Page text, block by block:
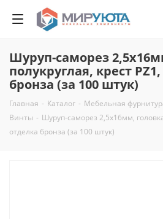
Шуруп-саморез
полукруглая, крест
бронза (за 100 штук)
Главная - Каталог - Мебельная
Винты - Шуруп-саморез 2,5х16мм,
отделка бронза (за 100 штук)